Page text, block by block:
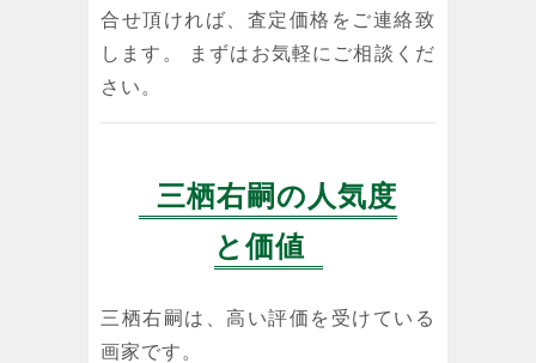
合せ頂ければ、査定価格をご連絡致
します。 まずはお気軽にご相談くだ
さい。
三栖右嗣の人気度
と価値
三栖右嗣は、高い評価を受けている
画家です。